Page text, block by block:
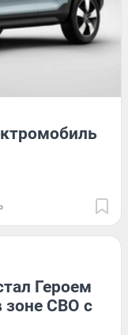
Героем
зоне СВО с